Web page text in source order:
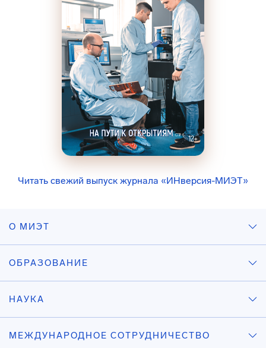
Читать свежий выпуск журнала «ИНверсия-МИЭТ»
О МИЭТ
ОБРАЗОВАНИЕ
НАУКА
МЕЖДУНАРОДНОЕ СОТРУДНИЧЕСТВО